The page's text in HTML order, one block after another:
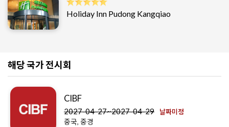
Holiday Inn Pudong Kangqiao
해당 국가 전시회
CIBF
2027-04-27~2027-04-29 날짜미정
중국, 중경